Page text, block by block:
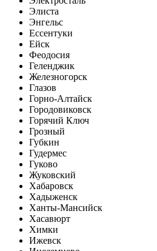
Элиста
Энгельс
Ессентуки
Ейск
Феодосия
Геленджик
Железногорск
Глазов
Горно-Алтайск
Городовиковск
Горячий Ключ
Грозный
Губкин
Гудермес
Гуково
Жуковский
Хабаровск
Хадыженск
Ханты-Мансийск
Хасавюрт
Химки
Ижевск